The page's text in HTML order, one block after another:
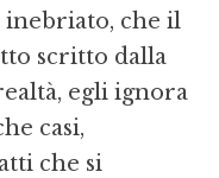
inebriato, che il
scritto dalla
egli ignora
casi,
che si